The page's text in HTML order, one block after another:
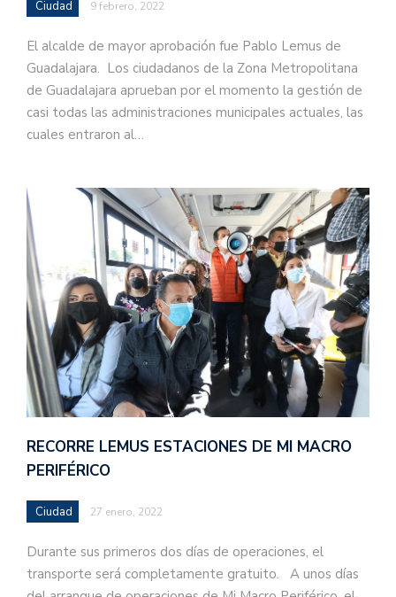
Ciudad 9 febrero, 2022
El alcalde de mayor aprobación fue Pablo Lemus de
Guadalajara. Los ciudadanos de la Zona Metropolitana
de Guadalajara aprueban por el momento la gestión de
casi todas las administraciones municipales actuales, las
cuales entraron al…
RECORRE LEMUS ESTACIONES DE MI MACRO
PERIFÉRICO
Ciudad 27 enero, 2022
Durante sus primeros dos días de operaciones, el
transporte será completamente gratuito. A unos días